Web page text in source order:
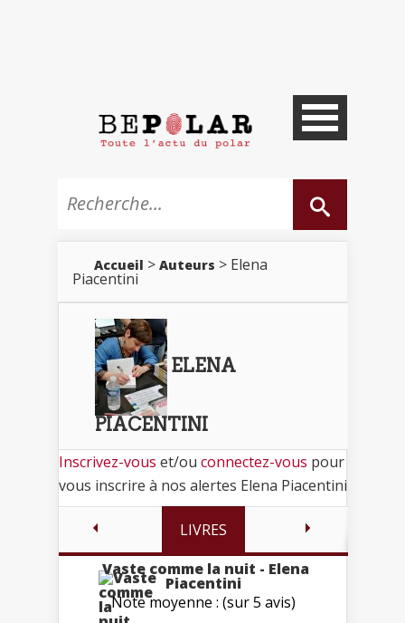
Accueil > Auteurs > Elena
Piacentini
ELENA
PIACENTINI
Inscrivez-vous et/ou connectez-vous pour
vous inscrire à nos alertes Elena Piacentini
LIVRES
Vaste comme la nuit - Elena
Piacentini
Note moyenne : (sur 5 avis)